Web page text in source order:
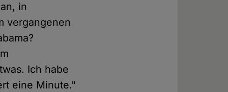
in
vergangenen
Ich habe
eine Minute."